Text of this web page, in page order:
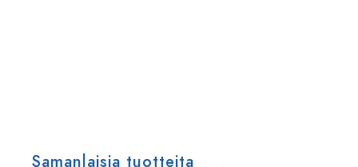
Samanlaisia tuotteita